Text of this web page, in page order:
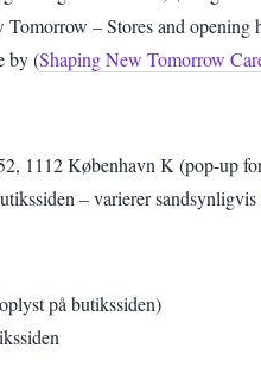
– Stores and opening
by (Shaping New Tomorrow
1112 København K (pop-up
– varierer sandsynligvis
på butikssiden)